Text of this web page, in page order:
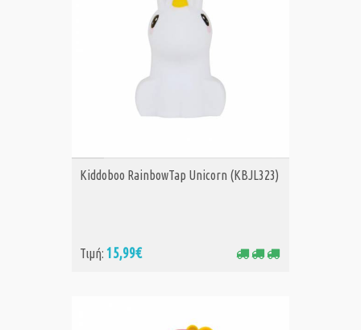
ΑΓΟΡΑ
Kiddoboo RainbowTap Unicorn (KBJL323)
Τιμή: 15,99€